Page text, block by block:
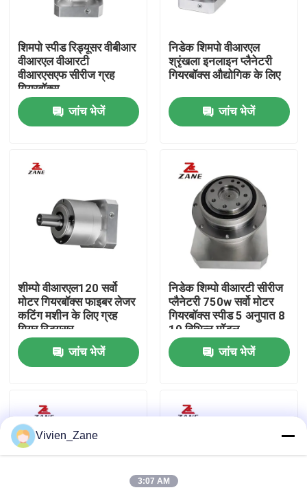
होम
हमारे बारे में
फैक्टरी यात्रा
हमसे संपर्क करें
समाचार
एक बोली का अनुरोध
शिमपो स्पीड रिड्यूसर वीबीआर
वीआरएल वीआरटी
वीआरएसएफ सीरीज ग्रह
गियरबॉक्स
जांच भेजें
निडेक शिमपो वीआरएल
श्रृंखला इनलाइन प्लैनेटरी
गियरबॉक्स औद्योगिक के लिए
जांच भेजें
शीम्पो वीआरएल120 सर्वो
मोटर गियरबॉक्स फाइबर लेजर
कटिंग मशीन के लिए ग्रह
गियर रिड्यूसर
जांच भेजें
निडेक शिम्पो वीआरटी सीरीज
प्लैनेटरी 750w सर्वो मोटर
गियरबॉक्स स्पीड 5 अनुपात 8
10 विभिन्न मॉडल
जांच भेजें
Vivien_Zane
3:07 AM